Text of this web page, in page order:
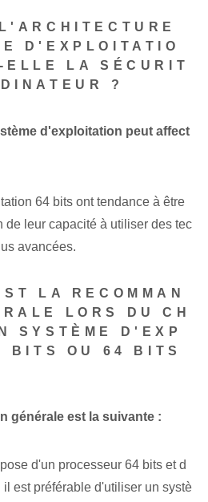
D'EXPLOITATIO
ELLE LA SÉCURIT
?
d'exploitation peut affect
64 bits ont tendance à être
de leur capacité à utiliser des tec
avancées.
LA RECOMMAN
LORS DU CH
SYSTÈME D'EXP
BITS OU 64 BITS
générale est la suivante :
d'un processeur 64 bits et d
est préférable d'utiliser un systè